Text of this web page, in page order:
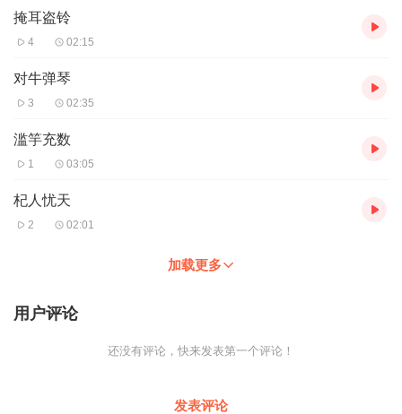
掩耳盗铃
4 02:15
对牛弹琴
3 02:35
滥竽充数
1 03:05
杞人忧天
2 02:01
加载更多
用户评论
还没有评论，快来发表第一个评论！
发表评论